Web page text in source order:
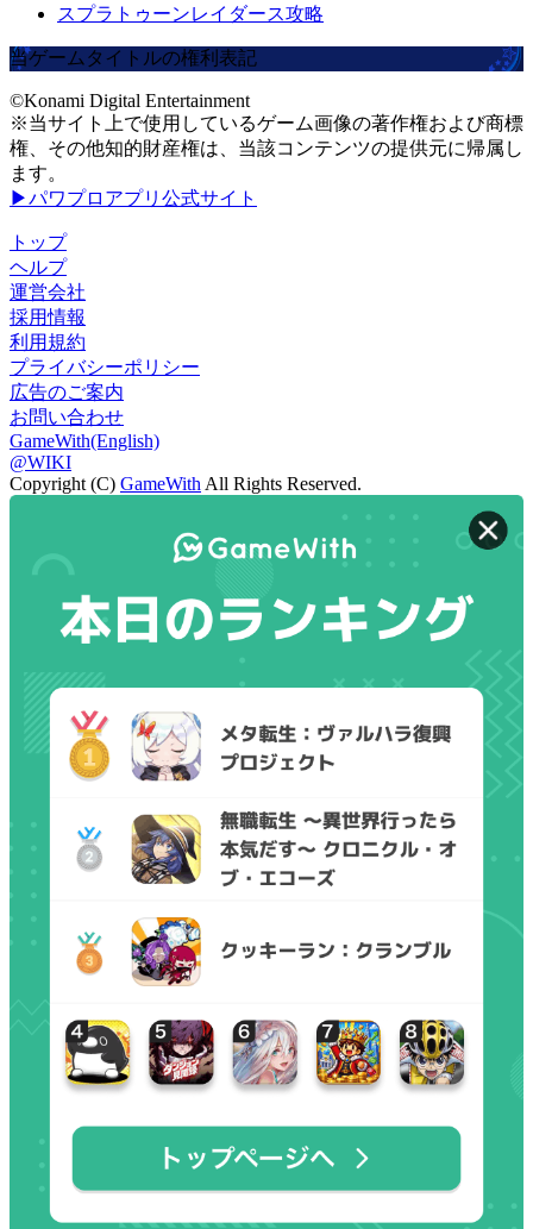
スプラトゥーンレイダース攻略
当ゲームタイトルの権利表記
©Konami Digital Entertainment
※当サイト上で使用しているゲーム画像の著作権および商標
権、その他知的財産権は、当該コンテンツの提供元に帰属し
ます。
▶パワプロアプリ公式サイト
トップ
ヘルプ
運営会社
採用情報
利用規約
プライバシーポリシー
広告のご案内
お問い合わせ
GameWith(English)
@WIKI
Copyright (C) GameWith All Rights Reserved.